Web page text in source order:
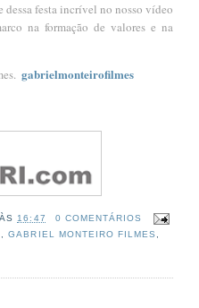
festa incrível no nosso vídeo
na formação de valores e na
gabrielmonteirofilmes
ÀS 16:47
0 COMENTÁRIOS
,GABRIEL MONTEIRO FILMES